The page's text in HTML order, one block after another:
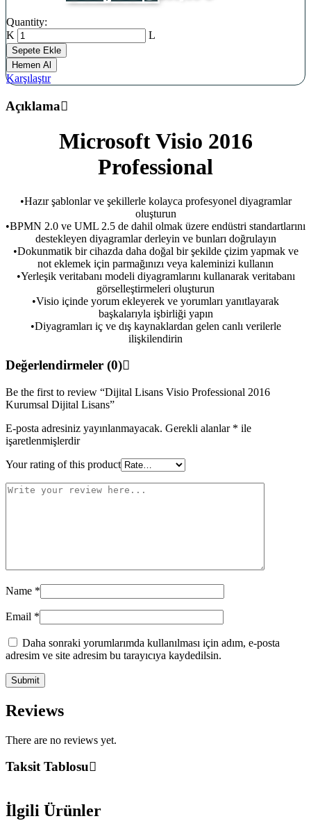
Dijital
Lisans
Visio
Professional
2016
Kurumsal
Lisans
Quantity:
Sepete Ekle
Hemen Al
Karşılaştır
Açıklama
Microsoft Visio 2016
Professional
•Hazır şablonlar ve şekillerle kolayca profesyonel diyagramlar
oluşturun
•BPMN 2.0 ve UML 2.5 de dahil olmak üzere endüstri standartlarını
destekleyen diyagramlar derleyin ve bunları doğrulayın
•Dokunmatik bir cihazda daha doğal bir şekilde çizim yapmak ve
not eklemek için parmağınızı veya kaleminizi kullanın
•Yerleşik veritabanı modeli diyagramlarını kullanarak veritabanı
görselleştirmeleri oluşturun
•Visio içinde yorum ekleyerek ve yorumları yanıtlayarak
başkalarıyla işbirliği yapın
•Diyagramları iç ve dış kaynaklardan gelen canlı verilerle
ilişkilendirin
Değerlendirmeler (0)
Be the first to review “Dijital Lisans Visio Professional 2016
Kurumsal Dijital Lisans”
E-posta adresiniz yayınlanmayacak. Gerekli alanlar * ile
işaretlenmişlerdir
Your rating of this product
Name *
Email *
Daha sonraki yorumlarımda kullanılması için adım, e-posta
adresim ve site adresim bu tarayıcıya kaydedilsin.
Reviews
There are no reviews yet.
Taksit Tablosu
İlgili Ürünler